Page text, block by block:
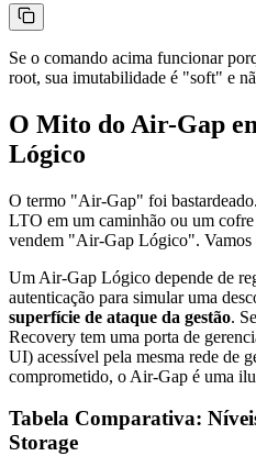
Se o comando acima funcionar
root, sua imutabilidade é "soft" e
O Mito do Air-Gap
Lógico
O termo "Air-Gap" foi
LTO em um caminhão ou um
vendem "Air-Gap Lógico". Vamos
Um Air-Gap Lógico depende de
autenticação para simular uma
superfície de ataque da gestão.
Recovery tem uma porta de
UI) acessível pela mesma rede de
comprometido, o Air-Gap é uma
Tabela Comparativa:
Storage